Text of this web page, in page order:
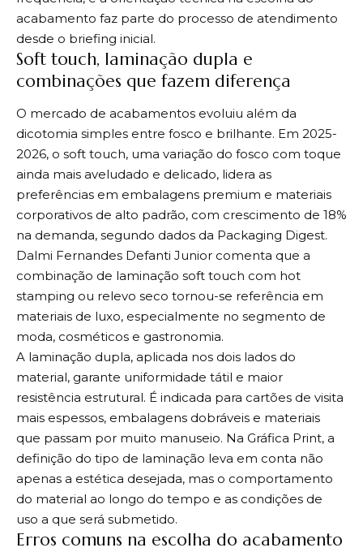
acabamento faz parte do processo de atendimento
desde o briefing inicial.
Soft touch, laminação dupla e
combinações que fazem diferença
O mercado de acabamentos evoluiu além da
dicotomia simples entre fosco e brilhante. Em 2025-
2026, o soft touch, uma variação do fosco com toque
ainda mais aveludado e delicado, lidera as
preferências em embalagens premium e materiais
corporativos de alto padrão, com crescimento de 18%
na demanda, segundo dados da Packaging Digest.
Dalmi Fernandes Defanti Junior comenta que a
combinação de laminação soft touch com hot
stamping ou relevo seco tornou-se referência em
materiais de luxo, especialmente no segmento de
moda, cosméticos e gastronomia.
A laminação dupla, aplicada nos dois lados do
material, garante uniformidade tátil e maior
resistência estrutural. É indicada para cartões de visita
mais espessos, embalagens dobráveis e materiais
que passam por muito manuseio. Na Gráfica Print, a
definição do tipo de laminação leva em conta não
apenas a estética desejada, mas o comportamento
do material ao longo do tempo e as condições de
uso a que será submetido.
Erros comuns na escolha do acabamento